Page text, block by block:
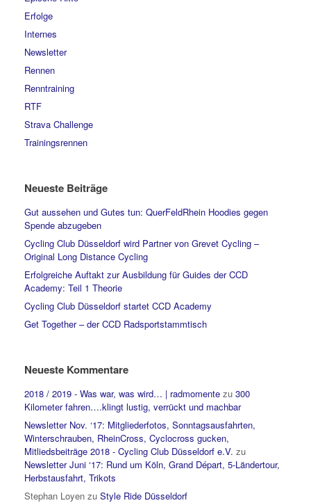
Erfolge
Internes
Newsletter
Rennen
Renntraining
RTF
Strava Challenge
Trainingsrennen
Neueste Beiträge
Gut aussehen und Gutes tun: QuerFeldRhein Hoodies gegen
Spende abzugeben
Cycling Club Düsseldorf wird Partner von Grevet Cycling –
Original Long Distance Cycling
Erfolgreiche Auftakt zur Ausbildung für Guides der CCD
Academy: Teil 1 Theorie
Cycling Club Düsseldorf startet CCD Academy
Get Together – der CCD Radsportstammtisch
Neueste Kommentare
2018 / 2019 - Was war, was wird… | radmomente zu 300
Kilometer fahren….klingt lustig, verrückt und machbar
Newsletter Nov. ‘17: Mitgliederfotos, Sonntagsausfahrten,
Winterschrauben, RheinCross, Cyclocross gucken,
Mitliedsbeiträge 2018 - Cycling Club Düsseldorf e.V. zu
Newsletter Juni ‘17: Rund um Köln, Grand Départ, 5-Ländertour,
Herbstausfahrt, Trikots
Stephan Loyen zu Style Ride Düsseldorf